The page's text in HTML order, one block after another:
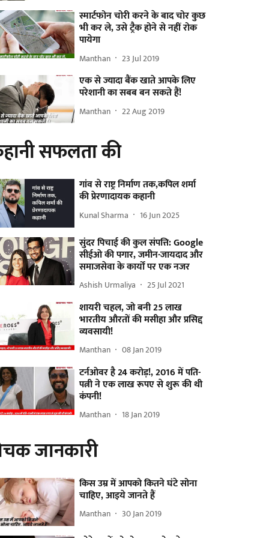
स्मार्टफोन चोरी करने के बाद चोर कुछ
भी कर ले, उसे ट्रैक होने से नहीं रोक
पायेगा
Manthan 23 Jul 2019
एक से ज्यादा बैंक खाते आपके लिए
परेशानी का सबब बन सकते हैं!
Manthan 22 Aug 2019
सफलता की
गांव से राष्ट्र निर्माण तक,कपिल शर्मा
की प्रेरणादायक कहानी
Kunal Sharma 16 Jun 2025
सुंदर पिचाई की कुल संपत्ति: Google
सीईओ की पगार, जमीन-जायदाद और
समाजसेवा के कार्यों पर एक नजर
Ashish Urmaliya 25 Jul 2021
शायरी चहल, जो बनी 25 लाख
भारतीय औरतों की मसीहा और प्रसिद्द
व्यवसायी!
Manthan 08 Jan 2019
टर्नओवर है 24 करोड़!, 2016 में पति-
पत्नी ने एक लाख रूपए से शुरू की थी
कंपनी!
Manthan 18 Jan 2019
जानकारी
किस उम्र में आपको कितने घंटे सोना
चाहिए, आइये जानते हैं
Manthan 30 Jan 2019